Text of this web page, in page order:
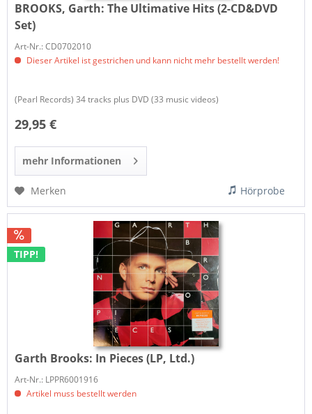
BROOKS, Garth:The Ultimative Hits (2-CD&DVD
Set)
Art-Nr.: CD0702010
Dieser Artikel ist gestrichen und kann nicht mehr bestellt werden!
(Pearl Records) 34 tracks plus DVD (33 music videos)
29,95 €
mehr Informationen
Merken Hörprobe
TIPP!
Garth Brooks: In Pieces (LP, Ltd.)
Art-Nr.: LPPR6001916
Artikel muss bestellt werden